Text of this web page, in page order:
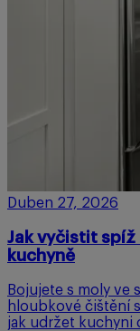
Duben 27, 2026
Jak vyčistit spíž
kuchyně
Bojujete s moly ve
hloubkové čištění
jak udržet kuchyni